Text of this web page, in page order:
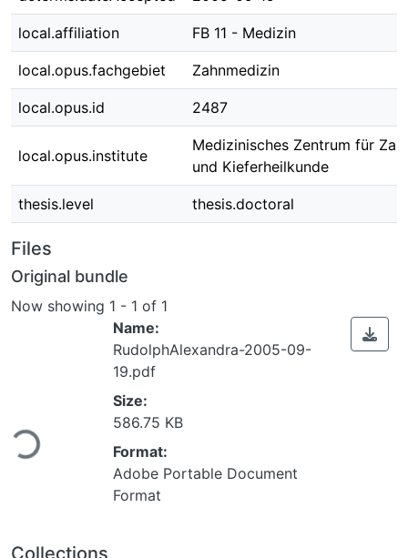
local.affiliation FB 11 - Medizin
local.opus.fachgebiet Zahnmedizin
local.opus.id 2487
local.opus.institute
Medizinisches Zentrum für
und Kieferheilkunde
thesis.level thesis.doctoral
Files
Original bundle
Now showing 1 - 1 of 1
Loading...
Name:
RudolphAlexandra-2005-09-
19.pdf
Size:
586.75 KB
Format:
Adobe Portable Document
Format
Collections